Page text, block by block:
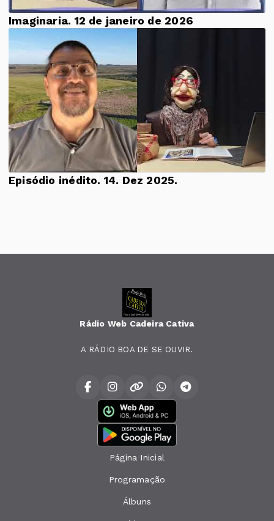
Imaginaria. 12 de janeiro de 2026
Episódio inédito. 14. Dez 2025.
Rádio Web Cadeira Cativa
A RÁDIO BOA DE SE OUVIR.
Página Inicial
Programação
Álbuns